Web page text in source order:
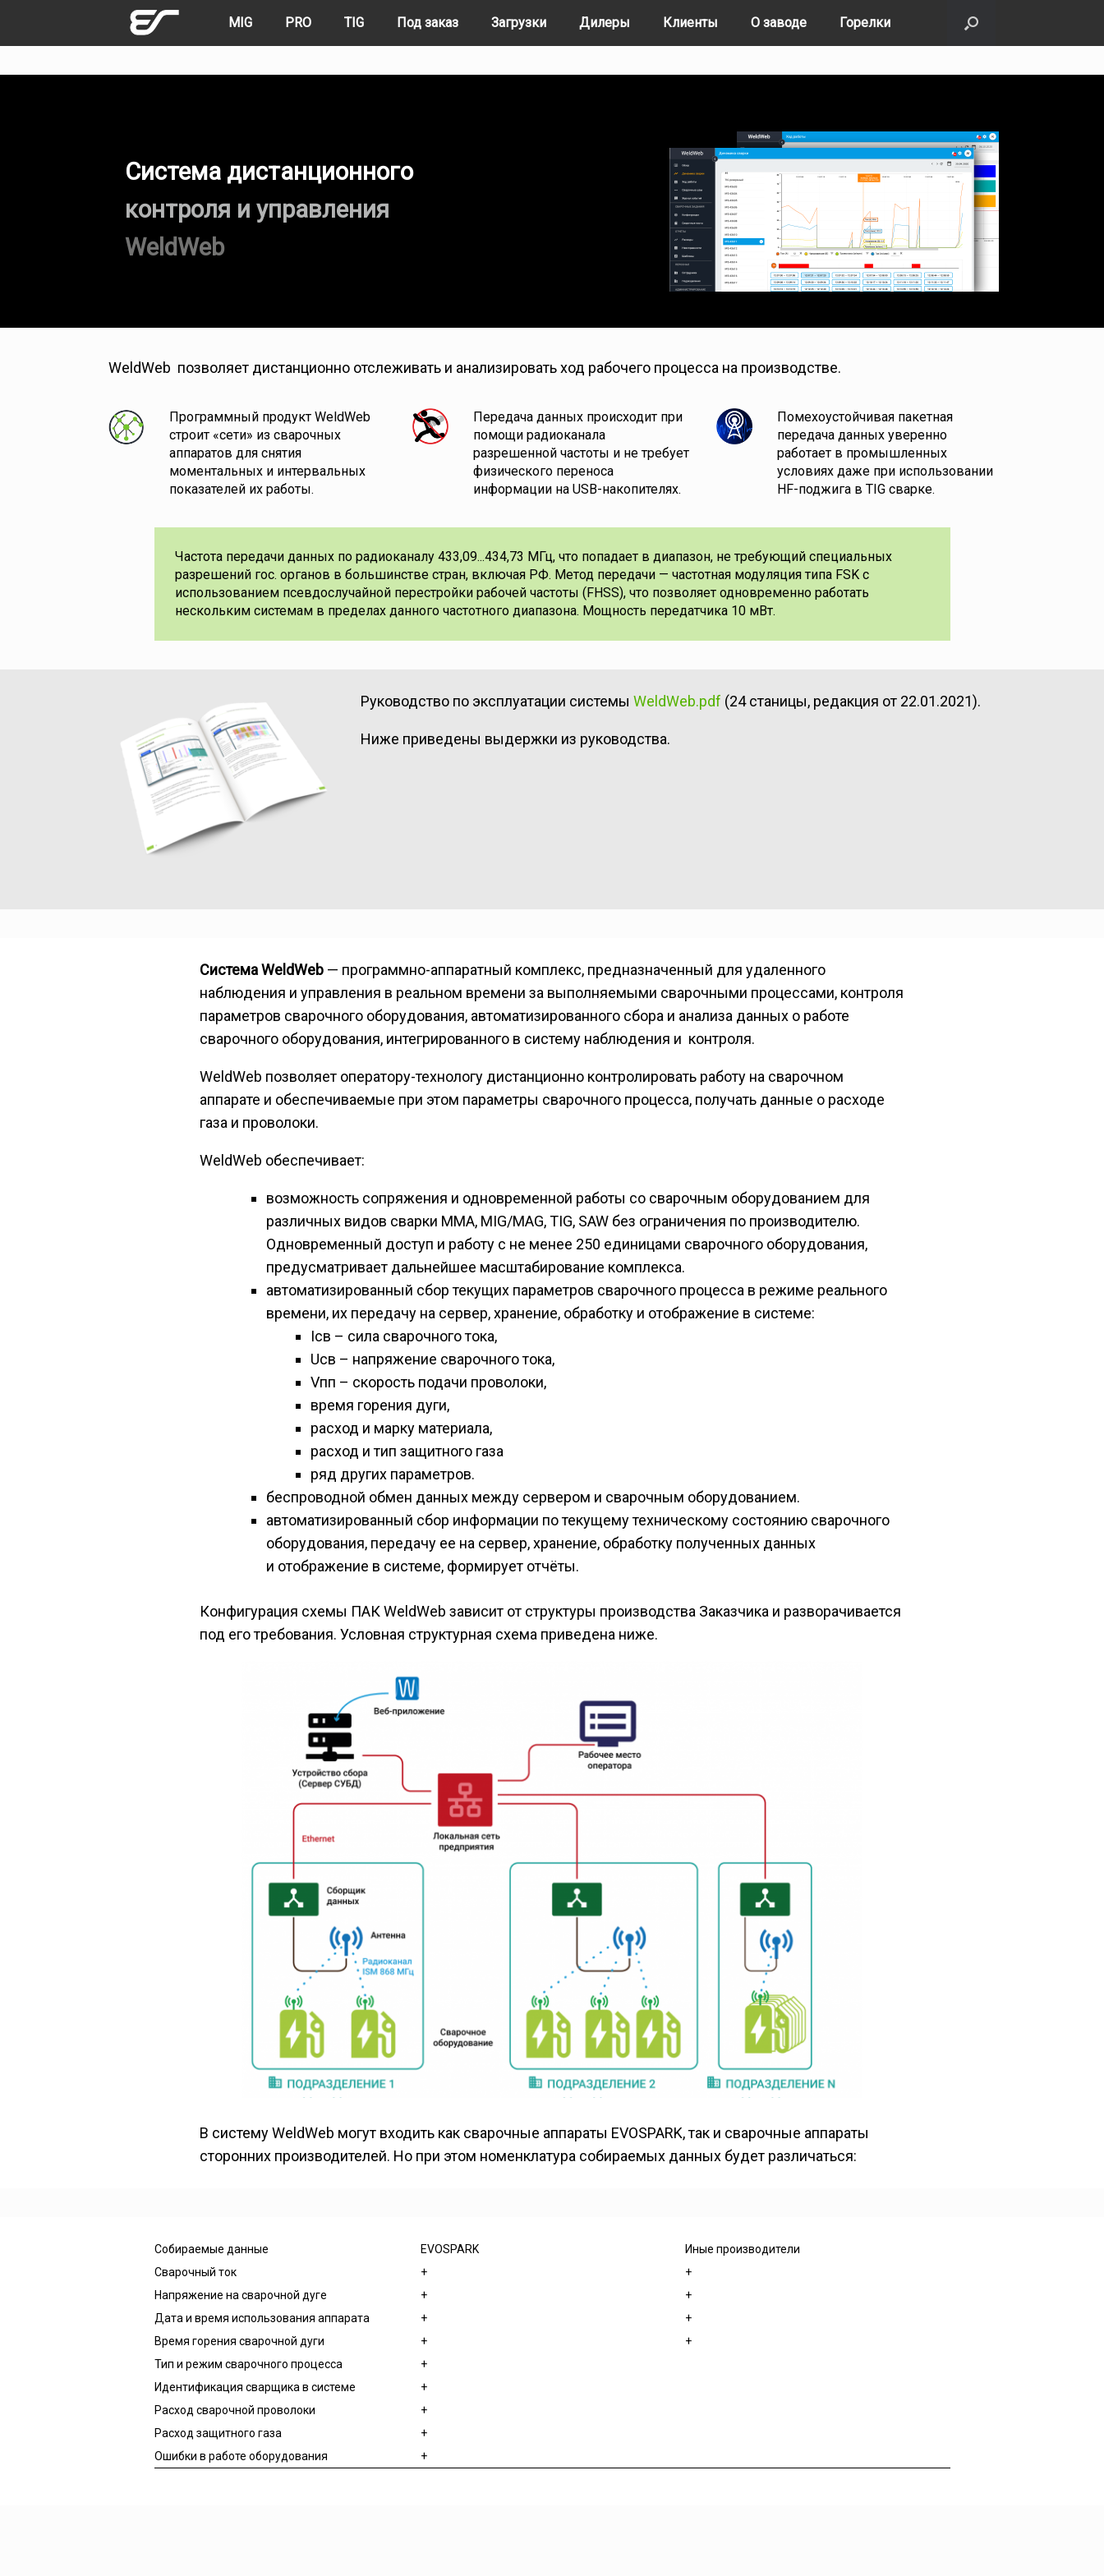
MIG PRO TIG Под заказ Загрузки Дилеры Клиенты О заводе Горелки
Система дистанционного
контроля и управления
WeldWeb
WeldWeb позволяет дистанционно отслеживать и анализировать ход рабочего процесса на производстве.
Программный продукт WeldWeb
строит «сети» из сварочных
аппаратов для снятия
моментальных и интервальных
показателей их работы.
Передача данных происходит при
помощи радиоканала
разрешенной частоты и не требует
физического переноса
информации на USB-накопителях.
Помехоустойчивая пакетная
передача данных уверенно
работает в промышленных
условиях даже при использовании
HF-поджига в TIG сварке.
Частота передачи данных по радиоканалу 433,09...434,73 МГц, что попадает в диапазон, не требующий специальных
разрешений гос. органов в большинстве стран, включая РФ. Метод передачи — частотная модуляция типа FSK с
использованием псевдослучайной перестройки рабочей частоты (FHSS), что позволяет одновременно работать
нескольким системам в пределах данного частотного диапазона. Мощность передатчика 10 мВт.
Руководство по эксплуатации системы WeldWeb.pdf (24 станицы, редакция от 22.01.2021).
Ниже приведены выдержки из руководства.
Система WeldWeb — программно-аппаратный комплекс, предназначенный для удаленного
наблюдения и управления в реальном времени за выполняемыми сварочными процессами, контроля
параметров сварочного оборудования, автоматизированного сбора и анализа данных о работе
сварочного оборудования, интегрированного в систему наблюдения и контроля.
WeldWeb позволяет оператору-технологу дистанционно контролировать работу на сварочном
аппарате и обеспечиваемые при этом параметры сварочного процесса, получать данные о расходе
газа и проволоки.
WeldWeb обеспечивает:
возможность сопряжения и одновременной работы со сварочным оборудованием для
различных видов сварки MMA, MIG/MAG, TIG, SAW без ограничения по производителю.
Одновременный доступ и работу с не менее 250 единицами сварочного оборудования,
предусматривает дальнейшее масштабирование комплекса.
автоматизированный сбор текущих параметров сварочного процесса в режиме реального
времени, их передачу на сервер, хранение, обработку и отображение в системе:
Iсв – сила сварочного тока,
Uсв – напряжение сварочного тока,
Vпп – скорость подачи проволоки,
время горения дуги,
расход и марку материала,
расход и тип защитного газа
ряд других параметров.
беспроводной обмен данных между сервером и сварочным оборудованием.
автоматизированный сбор информации по текущему техническому состоянию сварочного
оборудования, передачу ее на сервер, хранение, обработку полученных данных
и отображение в системе, формирует отчёты.
Конфигурация схемы ПАК WeldWeb зависит от структуры производства Заказчика и разворачивается
под его требования. Условная структурная схема приведена ниже.
В систему WeldWeb могут входить как сварочные аппараты EVOSPARK, так и сварочные аппараты
сторонних производителей. Но при этом номенклатура собираемых данных будет различаться:
Собираемые данные EVOSPARK
Иные производители
Сварочный ток
+
+
Напряжение на сварочной дуге
+
+
Дата и время использования аппарата
+
+
Время горения сварочной дуги
+
+
Тип и режим сварочного процесса
+
Идентификация сварщика в системе
+
Расход сварочной проволоки
+
Расход защитного газа
+
Ошибки в работе оборудования
+